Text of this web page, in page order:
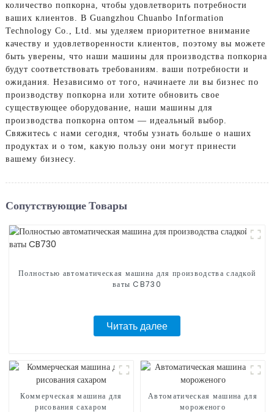
количество попкорна, чтобы удовлетворить потребности
ваших клиентов. В Guangzhou Chuanbo Information
Technology Co., Ltd. мы уделяем приоритетное внимание
качеству и удовлетворенности клиентов, поэтому вы можете
быть уверены, что наши машины для производства попкорна
будут соответствовать требованиям. ваши потребности и
ожидания. Независимо от того, начинаете ли вы бизнес по
производству попкорна или хотите обновить свое
существующее оборудование, наши машины для
производства попкорна оптом — идеальный выбор.
Свяжитесь с нами сегодня, чтобы узнать больше о наших
продуктах и ​​о том, какую пользу они могут принести
вашему бизнесу.
Сопутствующие Товары
Полностью автоматическая машина для производства сладкой
ваты CB730
Читать далее
Коммерческая машина для
рисования сахаром
Автоматическая машина для
мороженого